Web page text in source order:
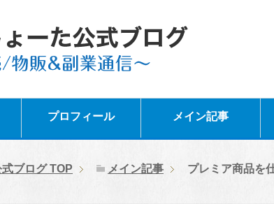
プロフィール メイン記事
ブログTOP メイン記事 プレミア商品を